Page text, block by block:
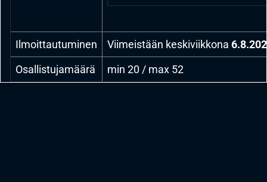
Ilmoittautuminen Viimeistään keskiviikkona
Osallistujamäärä
min 20 / max 52